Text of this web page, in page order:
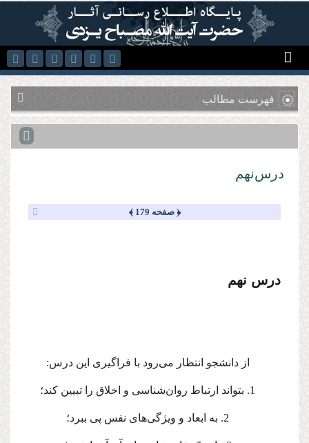
رفتن به محتوای اصلی
فهرست مطالب
درس‌نهم
﴿ صفحه 179 ﴾
درس نهم
از دانشجو انتظار می‌رود با فراگیری این درس:
1. بتواند ارتباط روان‌شناسی و اخلاق را تبیین كند؛
2. به ابعاد و ویژگی‌های نفس پی ببرد؛